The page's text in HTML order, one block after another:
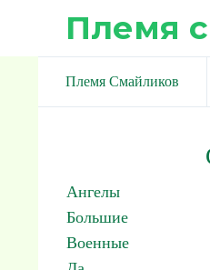
Племя
Племя Смайликов
Ангелы
Большие
Военные